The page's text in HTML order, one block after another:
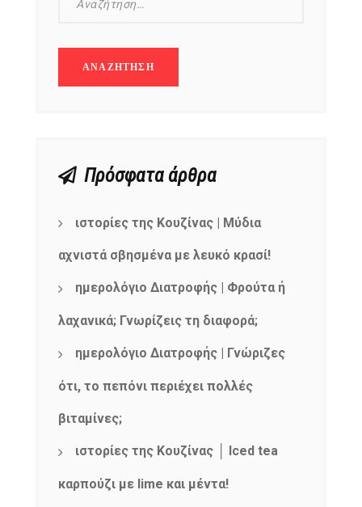
Πρόσφατα άρθρα
ιστορίες της Κουζίνας | Μύδια
αχνιστά σβησμένα με λευκό κρασί!
ημερολόγιο Διατροφής | Φρούτα ή
λαχανικά; Γνωρίζεις τη διαφορά;
ημερολόγιο Διατροφής | Γνώριζες
ότι, το πεπόνι περιέχει πολλές
βιταμίνες;
ιστορίες της Κουζίνας │ Iced tea
καρπούζι με lime και μέντα!